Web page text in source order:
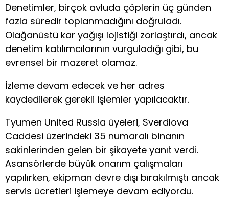
Denetimler, birçok avluda çöplerin üç günden
fazla süredir toplanmadığını doğruladı.
Olağanüstü kar yağışı lojistiği zorlaştırdı, ancak
denetim katılımcılarının vurguladığı gibi, bu
evrensel bir mazeret olamaz.
İzleme devam edecek ve her adres
kaydedilerek gerekli işlemler yapılacaktır.
Tyumen United Russia üyeleri, Sverdlova
Caddesi üzerindeki 35 numaralı binanın
sakinlerinden gelen bir şikayete yanıt verdi.
Asansörlerde büyük onarım çalışmaları
yapılırken, ekipman devre dışı bırakılmıştı ancak
servis ücretleri işlemeye devam ediyordu.